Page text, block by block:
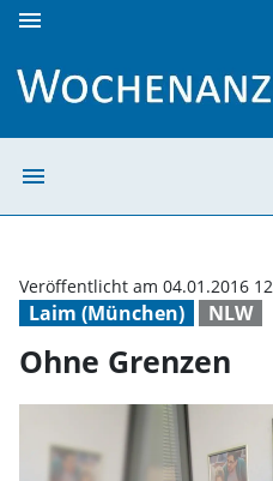
menu
menu
Laim (München) NLW
Veröffentlicht am 04.01.2016
Ohne Grenzen